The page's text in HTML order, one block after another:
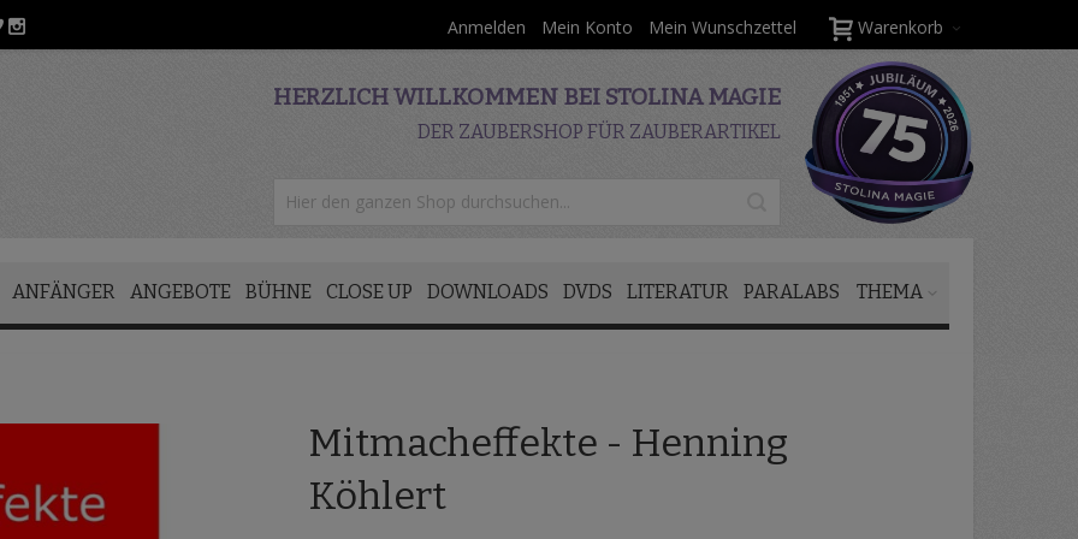
Warenkorb
Anmelden Mein Konto Mein Wunschzettel
HERZLICH WILLKOMMEN BEI STOLINA MAGIE
DER ZAUBERSHOP FÜR ZAUBERARTIKEL
ANFÄNGER ANGEBOTE BÜHNE CLOSE UP DOWNLOADS DVDS LITERATUR PARALABS THEMA
Mitmacheffekte - Henning
Köhlert